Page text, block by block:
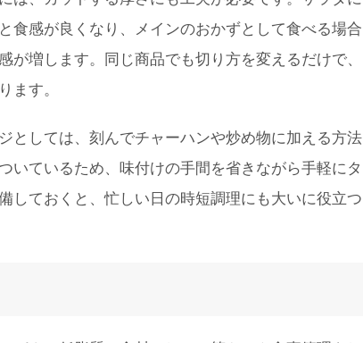
食感が良くなり、メインのおかずとして食べる場合
が増します。同じ商品でも切り方を変えるだけで、
ます。
としては、刻んでチャーハンや炒め物に加える方法
いているため、味付けの手間を省きながら手軽にタ
しておくと、忙しい日の時短調理にも大いに役立つ